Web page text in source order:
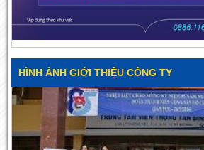
HÌNH ẢNH GIỚI THIỆU CÔNG TY